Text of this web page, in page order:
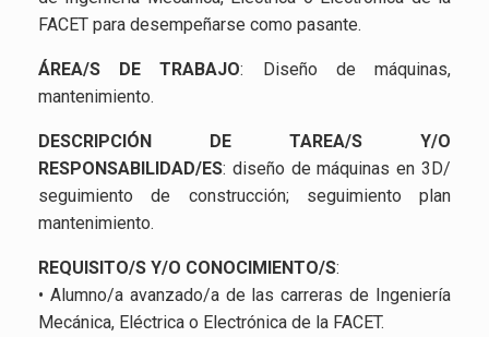
FACET para desempeñarse como pasante.
ÁREA/S DE TRABAJO: Diseño de máquinas,
mantenimiento.
DESCRIPCIÓN DE TAREA/S Y/O
RESPONSABILIDAD/ES: diseño de máquinas en 3D/
seguimiento de construcción; seguimiento plan
mantenimiento.
REQUISITO/S Y/O CONOCIMIENTO/S:
• Alumno/a avanzado/a de las carreras de Ingeniería
Mecánica, Eléctrica o Electrónica de la FACET.